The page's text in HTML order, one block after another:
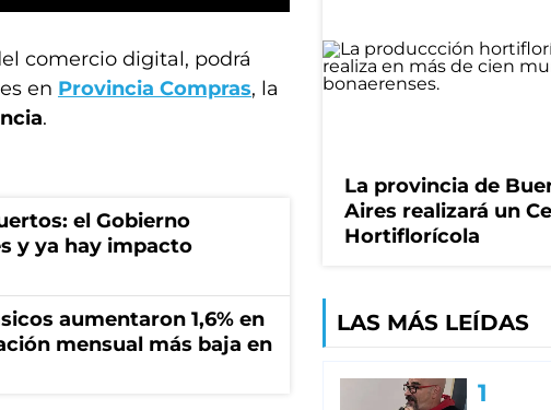
comercio digital, podrá
en Provincia Compras, la
.
el Gobierno
y ya hay impacto
aumentaron 1,6% en
mensual más baja en
La provincia de
Aires realizará un
Hortiflorícola
LAS MÁS LEÍDAS